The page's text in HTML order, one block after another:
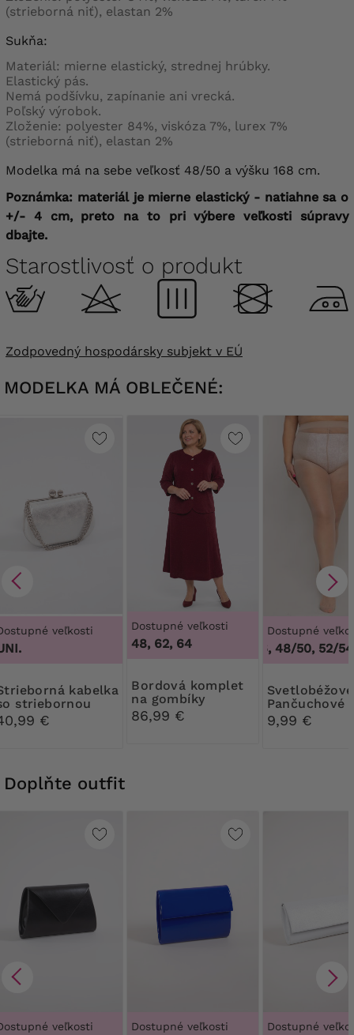
(strieborná niť), elastan 2%
Sukňa:
Materiál: mierne elastický, strednej hrúbky.
Elastický pás.
Nemá podšívku, zapínanie ani vrecká.
Poľský výrobok.
Zloženie: polyester 84%, viskóza 7%, lurex 7%
(strieborná niť), elastan 2%
Modelka má na sebe veľkosť 48/50 a výšku 168 cm.
Poznámka: materiál je mierne elastický - natiahne sa o
+/- 4 cm, preto na to pri výbere veľkosti súpravy
dbajte.
Starostlivosť o produkt
Zodpovedný hospodársky subjekt v EÚ
MODELKA MÁ OBLEČENÉ:
veľkosti
striebornou
€
Dostupné veľkosti
48, 62, 64
Bordová komplet
na gombíky
86,99 €
Dostupné
44/46, 48/50, 52/
Svetlobéžové
Pančuchové
nohavice
30 DEN
9,99 €
Doplňte outfit
veľkosti Dostupné veľkosti Dostupné